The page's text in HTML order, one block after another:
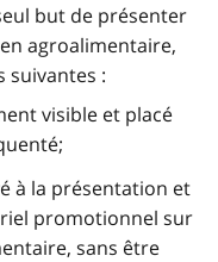
but de présenter
agroalimentaire,
suivantes :
visible et placé
à la présentation et
promotionnel sur
sans être